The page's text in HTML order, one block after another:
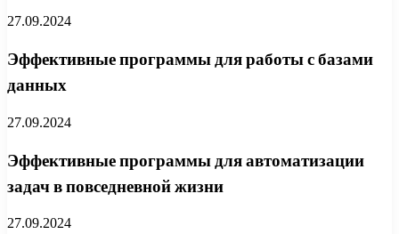
27.09.2024
Эффективные программы для работы с базами
данных
27.09.2024
Эффективные программы для автоматизации
задач в повседневной жизни
27.09.2024